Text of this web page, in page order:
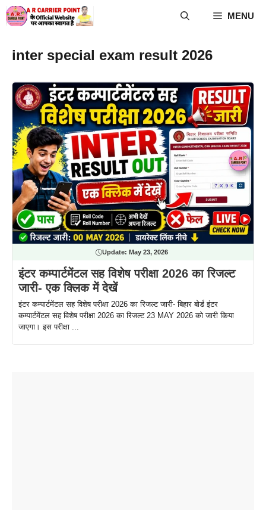
Skip
to
MENU
inter special exam result 2026
Update: May 23, 2026
इंटर कम्पार्टमेंटल सह विशेष परीक्षा 2026 का रिजल्ट
जारी- एक क्लिक में देखें
इंटर कम्पार्टमेंटल सह विशेष परीक्षा 2026 का रिजल्ट जारी- बिहार बोर्ड इंटर
कम्पार्टमेंटल सह विशेष परीक्षा 2026 का रिजल्ट 23 MAY 2026 को जारी किया
जाएगा। इस परीक्षा ...